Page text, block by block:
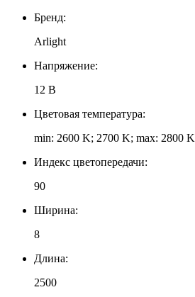
Бренд:
Arlight
Напряжение:
12 В
Цветовая температура:
min: 2600 K; 2700 K; max: 2800 K
Индекс цветопередачи:
90
Ширина:
8
Длина:
2500